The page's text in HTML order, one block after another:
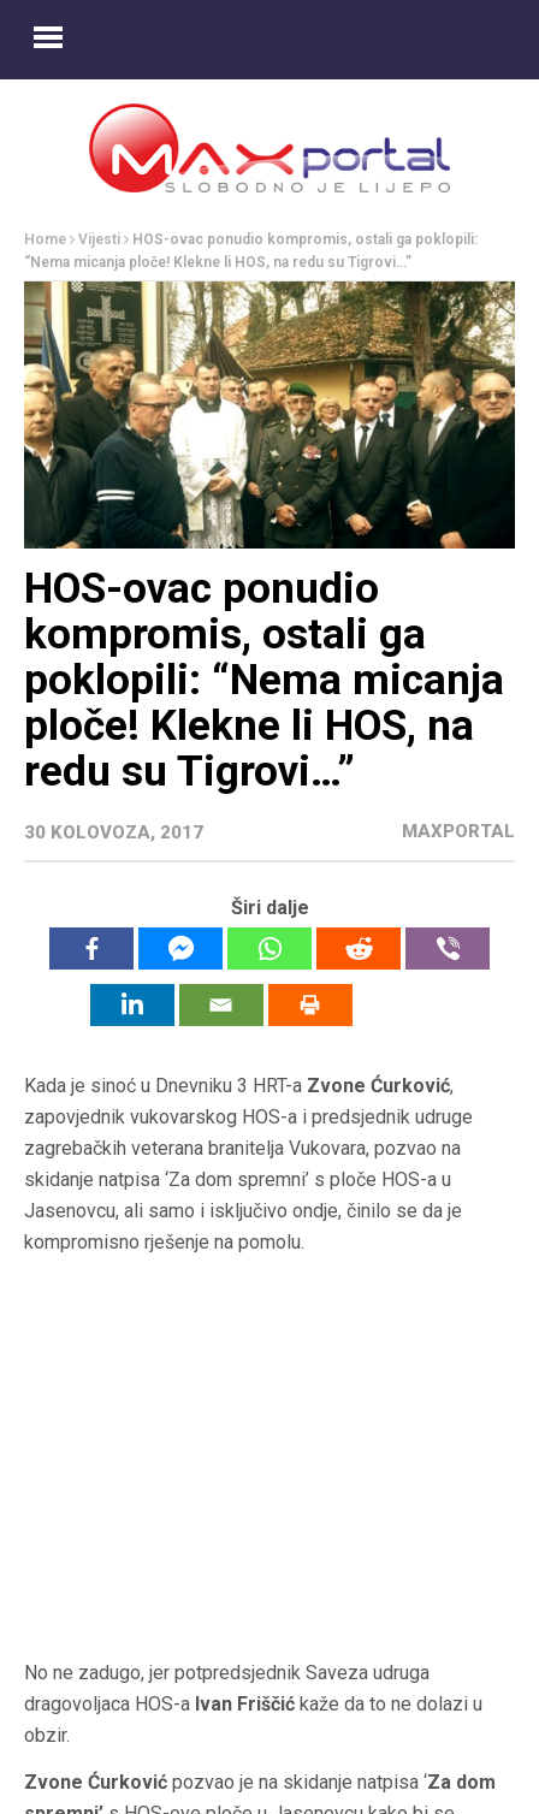
Home Vijesti
HOS-ovac ponudio kompromis, ostali ga poklopili:
“Nema micanja ploče! Klekne li HOS, na redu su Tigrovi…”
HOS-ovac ponudio
kompromis, ostali ga
poklopili: “Nema micanja
ploče! Klekne li HOS, na
redu su Tigrovi…”
30 KOLOVOZA, 2017 MAXPORTAL
Širi dalje
Kada je sinoć u Dnevniku 3 HRT-a Zvone Ćurković,
zapovjednik vukovarskog HOS-a i predsjednik udruge
zagrebačkih veterana branitelja Vukovara, pozvao na
skidanje natpisa ‘Za dom spremni’ s ploče HOS-a u
Jasenovcu, ali samo i isključivo ondje, činilo se da je
kompromisno rješenje na pomolu.
No ne zadugo, jer potpredsjednik Saveza udruga
dragovoljaca HOS-a Ivan Friščić kaže da to ne dolazi u
obzir.
Zvone Ćurković pozvao je na skidanje natpisa ‘Za dom